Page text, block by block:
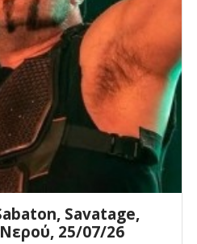
Savatage,
25/07/26